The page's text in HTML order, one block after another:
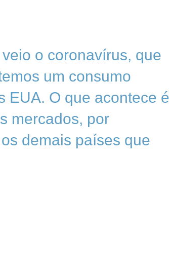
o coronavírus, que
um consumo
EUA. O que acontece é
mercados, por
demais países que